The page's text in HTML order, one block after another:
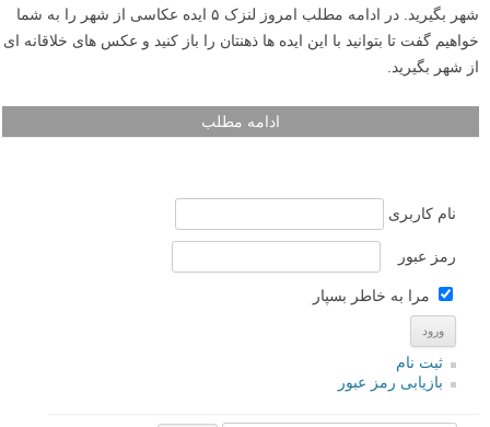
برای عکاسی در شرایط کم نور و یا برای ایجاد افکت های خلاقانه، می توانید
با استفاده از نوردهی طولانی به نتیجه بسیار خوبی برسید. در ادامه این
مطلب لنزک در مورد عکاسی با نوردهی طولانی صحبت خواهیم کرد.
از نمای شهری – قسمت ۱